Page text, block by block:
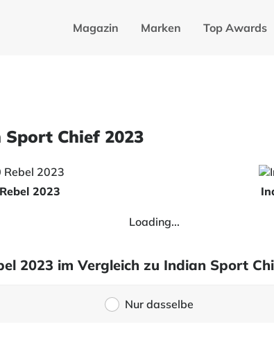
Magazin Marken Top Awards
Sport Chief 2023
2023
Loading...
2023 im Vergleich zu Indian Sport
Nur dasselbe